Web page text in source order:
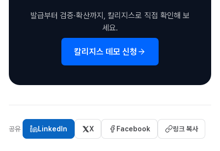
발급부터 검증·확산까지, 칼리지스로 직접 확인해 보
세요.
칼리지스 데모 신청
공유 LinkedIn X Facebook 링크 복사